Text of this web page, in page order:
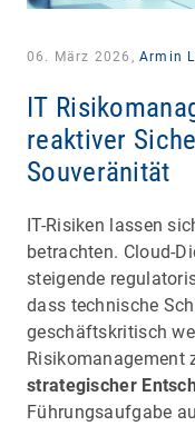
06. März 2026, Armin
IT
reaktiver
Souveränität
IT-Risiken lassen
betrachten. Cloud-
steigende
dass technische
geschäftskritisch
Risikomanagement
strategischer
Führungsaufgabe